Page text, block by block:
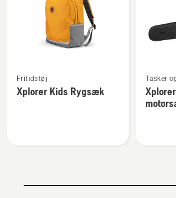
flere
detaljer
Fritidstøj
Xplorer Kids Rygsæk
flere
detaljer
om
Tasker